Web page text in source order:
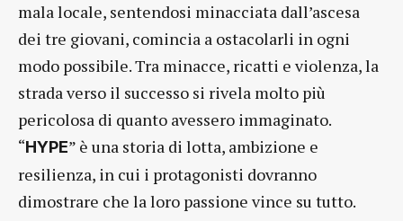
mala locale, sentendosi minacciata dall’ascesa
dei tre giovani, comincia a ostacolarli in ogni
modo possibile. Tra minacce, ricatti e violenza, la
strada verso il successo si rivela molto più
pericolosa di quanto avessero immaginato.
“HYPE” è una storia di lotta, ambizione e
resilienza, in cui i protagonisti dovranno
dimostrare che la loro passione vince su tutto.